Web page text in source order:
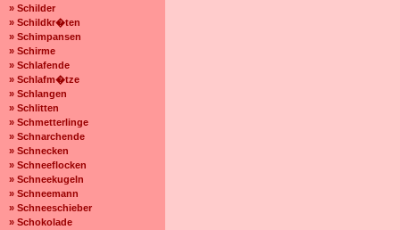
» Schilder
» Schildkr�ten
» Schimpansen
» Schirme
» Schlafende
» Schlafm�tze
» Schlangen
» Schlitten
» Schmetterlinge
» Schnarchende
» Schnecken
» Schneeflocken
» Schneekugeln
» Schneemann
» Schneeschieber
» Schokolade